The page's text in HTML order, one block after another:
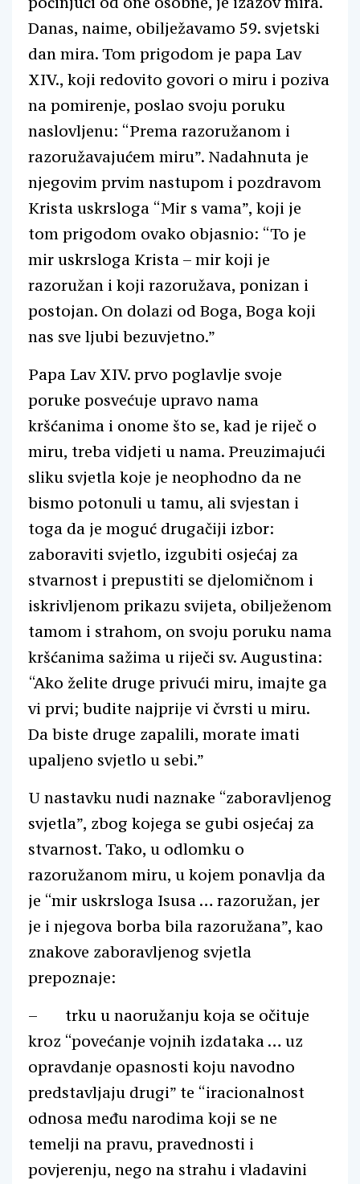
Danas, naime, obilježavamo 59. svjetski
dan mira. Tom prigodom je papa Lav
XIV., koji redovito govori o miru i poziva
na pomirenje, poslao svoju poruku
naslovljenu: “Prema razoružanom i
razoružavajućem miru”. Nadahnuta je
njegovim prvim nastupom i pozdravom
Krista uskrsloga “Mir s vama”, koji je
tom prigodom ovako objasnio: “To je
mir uskrsloga Krista – mir koji je
razoružan i koji razoružava, ponizan i
postojan. On dolazi od Boga, Boga koji
nas sve ljubi bezuvjetno.”
Papa Lav XIV. prvo poglavlje svoje
poruke posvećuje upravo nama
kršćanima i onome što se, kad je riječ o
miru, treba vidjeti u nama. Preuzimajući
sliku svjetla koje je neophodno da ne
bismo potonuli u tamu, ali svjestan i
toga da je moguć drugačiji izbor:
zaboraviti svjetlo, izgubiti osjećaj za
stvarnost i prepustiti se djelomičnom i
iskrivljenom prikazu svijeta, obilježenom
tamom i strahom, on svoju poruku nama
kršćanima sažima u riječi sv. Augustina:
“Ako želite druge privući miru, imajte ga
vi prvi; budite najprije vi čvrsti u miru.
Da biste druge zapalili, morate imati
upaljeno svjetlo u sebi.”
U nastavku nudi naznake “zaboravljenog
svjetla”, zbog kojega se gubi osjećaj za
stvarnost. Tako, u odlomku o
razoružanom miru, u kojem ponavlja da
je “mir uskrsloga Isusa … razoružan, jer
je i njegova borba bila razoružana”, kao
znakove zaboravljenog svjetla
prepoznaje:
– trku u naoružanju koja se očituje
kroz “povećanje vojnih izdataka … uz
opravdanje opasnosti koju navodno
predstavljaju drugi” te “iracionalnost
odnosa među narodima koji se ne
temelji na pravu, pravednosti i
povjerenju, nego na strahu i vladavini